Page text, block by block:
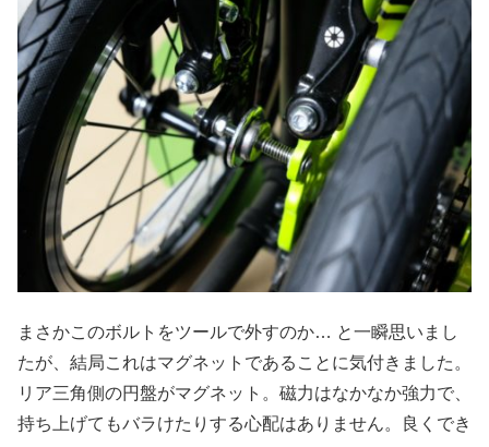
まさかこのボルトをツールで外すのか… と一瞬思いまし
たが、結局これはマグネットであることに気付きました。
リア三角側の円盤がマグネット。磁力はなかなか強力で、
持ち上げてもバラけたりする心配はありません。良くでき